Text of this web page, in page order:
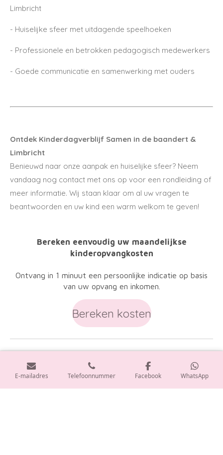
Limbricht
- Huiselijke sfeer met uitdagende speelhoeken
- Professionele en betrokken pedagogisch medewerkers
- Goede communicatie en samenwerking met ouders
Ontdek Kinderdagverblijf Samen in de baandert &
Limbricht
Benieuwd naar onze aanpak en huiselijke sfeer? Neem
vandaag nog contact met ons op voor een rondleiding of
meer informatie. Wij staan klaar om al uw vragen te
beantwoorden en uw kind een warm welkom te geven!
Bereken eenvoudig uw maandelijkse
kinderopvangkosten
Ontvang in 1 minuut een persoonlijke indicatie op basis
van uw opvang en inkomen.
Bereken kosten
Lees hier meer over inschrijven
E-mailadres Telefoonnummer Facebook WhatsApp